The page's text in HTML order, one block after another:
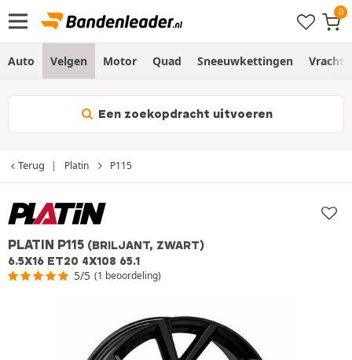
Auto Velgen Motor Quad Sneeuwkettingen
Een zoekopdracht uitvoeren
Terug Platin P115
PLATIN P115 (BRILJANT, ZWART)
6.5X16 ET20 4X108 65.1
5/5 (1 beoordeling)